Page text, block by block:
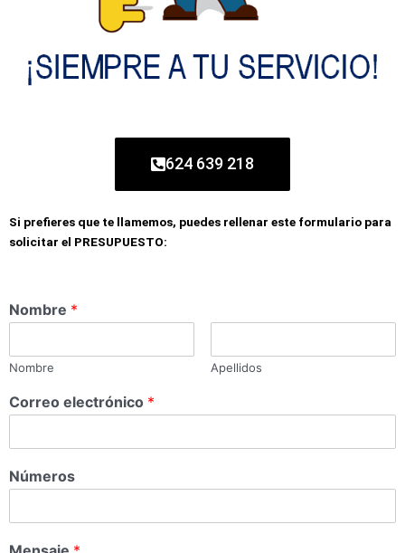
624 639 218
Si prefieres que te llamemos, puedes rellenar este formulario para
solicitar el PRESUPUESTO:
Nombre *
Nombre Apellidos
Correo electrónico *
Números